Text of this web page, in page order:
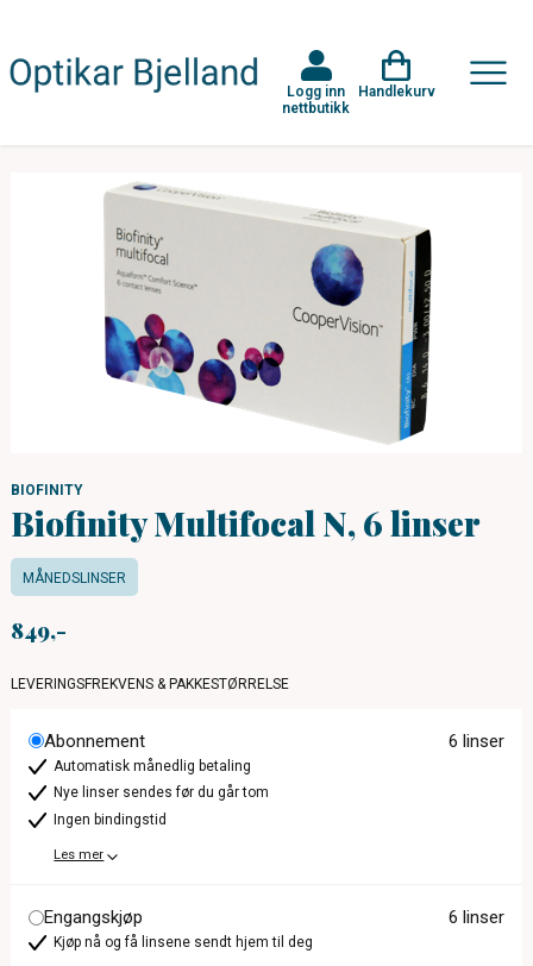
Logg inn
nettbutikk
Handlekurv
BIOFINITY
Biofinity Multifocal N, 6 linser
MÅNEDSLINSER
849
LEVERINGSFREKVENS & PAKKESTØRRELSE
Abonnement 6 linser
Automatisk månedlig betaling
Nye linser sendes før du går tom
Ingen bindingstid
Les mer
Engangskjøp 6 linser
Kjøp nå og få linsene sendt hjem til deg